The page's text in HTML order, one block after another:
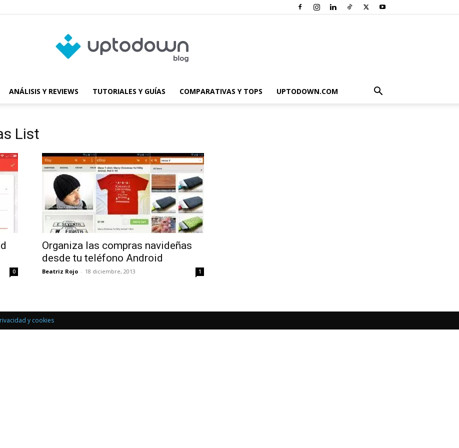
de
Uptodown
ANÁLISIS Y REVIEWS TUTORIALES Y GUÍAS COMPARATIVAS Y TOPS UPTODOWN.COM
List
0
Organiza las compras navideñas
desde tu teléfono Android
Beatriz Rojo - 18 diciembre, 2013 1
y cookies